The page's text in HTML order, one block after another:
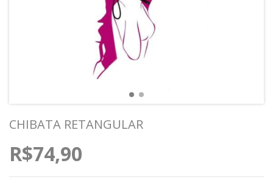
CHIBATA RETANGULAR
R$74,90